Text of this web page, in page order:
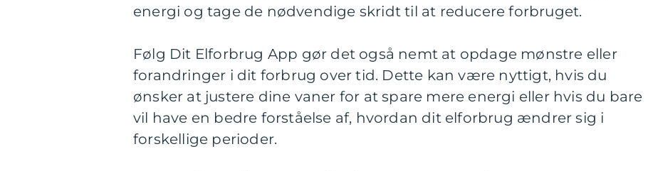
energi og tage de nødvendige skridt til at reducere forbruget.
Følg Dit Elforbrug App gør det også nemt at opdage mønstre eller
forandringer i dit forbrug over tid. Dette kan være nyttigt, hvis du
ønsker at justere dine vaner for at spare mere energi eller hvis du bare
vil have en bedre forståelse af, hvordan dit elforbrug ændrer sig i
forskellige perioder.